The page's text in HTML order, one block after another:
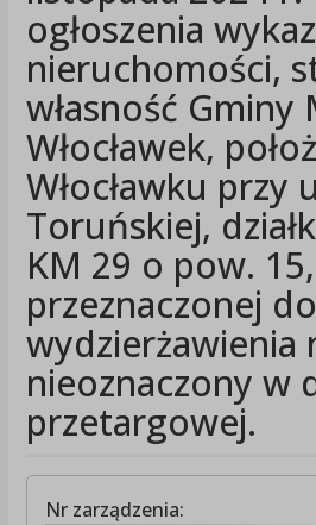
ogłoszenia
nieruchomości,
własność Gminy
Włocławek,
Włocławku przy
Toruńskiej,
KM 29 o pow.
przeznaczonej do
wydzierżawienia
nieoznaczony w
przetargowej.
Nr zarządzenia: